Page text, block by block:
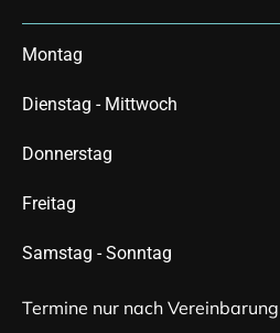
Montag
Dienstag - Mittwoch
Donnerstag
Freitag
Samstag - Sonntag
Termine nur nach Vereinbarung